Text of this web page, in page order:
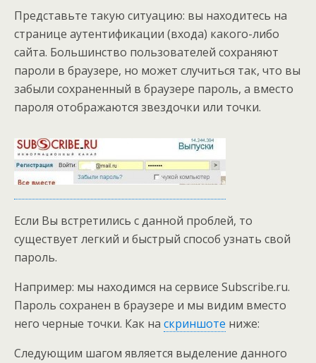
Представьте такую ситуацию: вы находитесь на
странице аутентификации (входа) какого-либо
сайта. Большинство пользователей сохраняют
пароли в браузере, но может случиться так, что вы
забыли сохраненный в браузере пароль, а вместо
пароля отображаются звездочки или точки.
Если Вы встретились с данной проблей, то
существует легкий и быстрый способ узнать свой
пароль.
Например: мы находимся на сервисе Subscribe.ru.
Пароль сохранен в браузере и мы видим вместо
него черные точки. Как на скриншоте ниже:
Следующим шагом является выделение данного